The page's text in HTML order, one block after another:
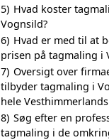
5) Hvad koster
Vognsild?
6) Hvad er med til at
prisen på tagmaling i
7) Oversigt over
tilbyder tagmaling i
hele
8) Søg efter en
tagmaling i de